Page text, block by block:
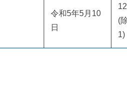
令和5年5月10
日
(
1)